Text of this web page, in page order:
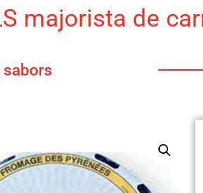
majorista de